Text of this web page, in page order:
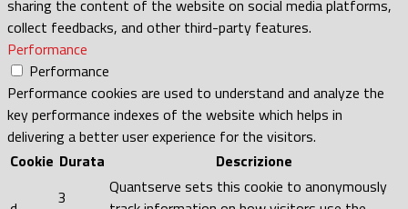
sharing the content of the website on social media platforms,
collect feedbacks, and other third-party features.
Performance
Performance
Performance cookies are used to understand and analyze the
key performance indexes of the website which helps in
delivering a better user experience for the visitors.
Cookie Durata Descrizione
3
Quantserve sets this cookie to anonymously